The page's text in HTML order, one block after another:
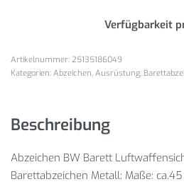
Verfügbarkeit
25135186049
Kategorien: Abzeichen, Ausrüstung,
Beschreibung
Abzeichen BW Barett
Barettabzeichen Metall: Maße: